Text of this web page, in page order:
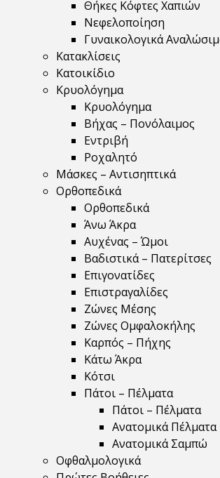
Θήκες Κόφτες Χαπιών
Νεφελοποίηση
Γυναικολογικά
Κατακλίσεις
Κατοικίδιο
Κρυολόγημα
Κρυολόγημα
Βήχας – Πονόλαιμος
Εντριβή
Ροχαλητό
Μάσκες – Αντισηπτικά
Ορθοπεδικά
Ορθοπεδικά
Άνω Άκρα
Αυχένας – Ώμοι
Βαδιστικά – Πατερίτσες
Επιγονατίδες
Επιστραγαλίδες
Ζώνες Μέσης
Ζώνες Ομφαλοκήλης
Καρπός – Πήχης
Κάτω Άκρα
Κότσι
Πάτοι – Πέλματα
Πάτοι – Πέλματα
Ανατομικά Πέλματα
Ανατομικά Σαμπώ
Οφθαλμολογικά